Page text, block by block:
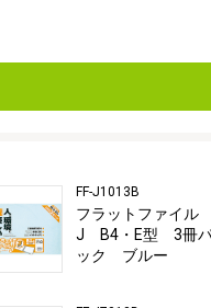
FF-J1013B
フラットファイル
J B4・E型 3冊
ック ブルー